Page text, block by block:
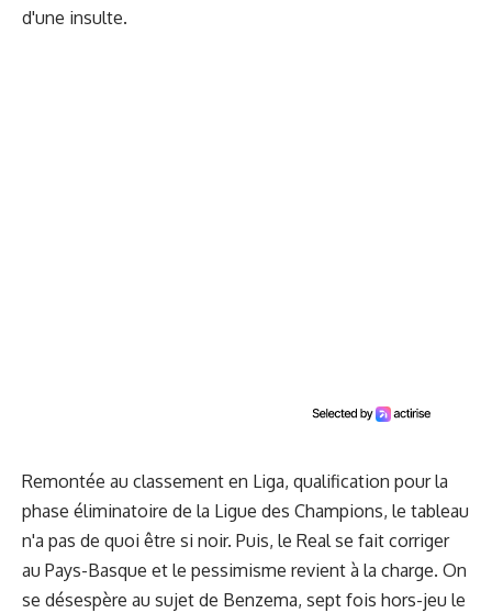
d'une insulte.
Remontée au classement en Liga, qualification pour la
phase éliminatoire de la Ligue des Champions, le tableau
n'a pas de quoi être si noir. Puis, le Real se fait corriger
au Pays-Basque et le pessimisme revient à la charge. On
se désespère au sujet de Benzema, sept fois hors-jeu le